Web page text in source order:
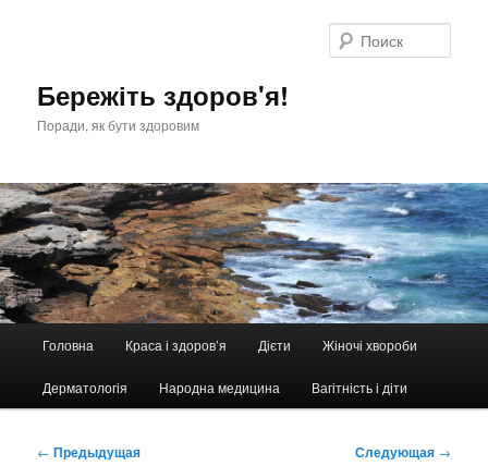
Бережіть здоров'я!
Поради, як бути здоровим
Головна Краса і здоров’я Дієти Жіночі хвороби
Дерматологія Народна медицина Вагітність і діти
Навигация
← Предыдущая Следующая →